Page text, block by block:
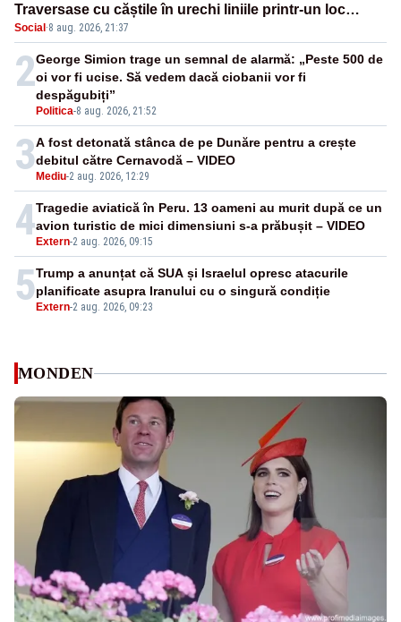
Traversase cu căștile în urechi liniile printr-un loc
nepermis
Social ·8 aug. 2026, 21:37
2
Politica-8 aug. 2026, 21:52
George Simion trage un semnal de alarmă: „Peste 500 de
oi vor fi ucise. Să vedem dacă ciobanii vor fi
despăgubiți”
3 Mediu-2 aug. 2026, 12:29
A fost detonată stânca de pe Dunăre pentru a crește
debitul către Cernavodă – VIDEO
4 Extern-2 aug. 2026, 09:15
Tragedie aviatică în Peru. 13 oameni au murit după ce un
avion turistic de mici dimensiuni s-a prăbușit – VIDEO
5 Extern-2 aug. 2026, 09:23
Trump a anunțat că SUA și Israelul opresc atacurile
planificate asupra Iranului cu o singură condiție
MONDEN